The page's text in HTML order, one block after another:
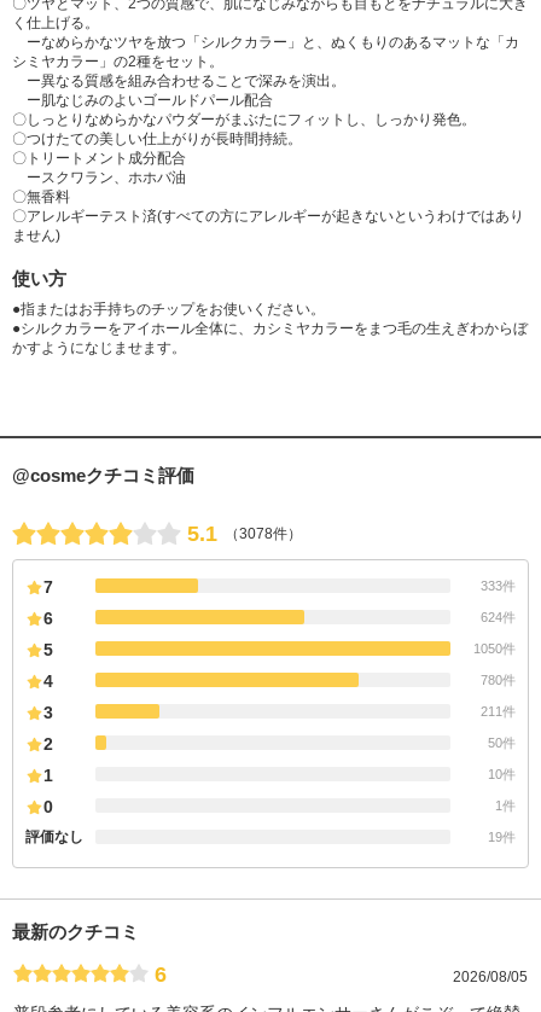
〇ツヤとマット、2つの質感で、肌になじみながらも目もとをナチュラルに大き
く仕上げる。
ーなめらかなツヤを放つ「シルクカラー」と、ぬくもりのあるマットな「カ
シミヤカラー」の2種をセット。
ー異なる質感を組み合わせることで深みを演出。
ー肌なじみのよいゴールドパール配合
〇しっとりなめらかなパウダーがまぶたにフィットし、しっかり発色。
〇つけたての美しい仕上がりが長時間持続。
〇トリートメント成分配合
ースクワラン、ホホバ油
〇無香料
〇アレルギーテスト済(すべての方にアレルギーが起きないというわけではあり
ません)
使い方
●指またはお手持ちのチップをお使いください。
●シルクカラーをアイホール全体に、カシミヤカラーをまつ毛の生えぎわからぼ
かすようになじませます。
@cosmeクチコミ評価
5.1 （3078件）
7 333件
6 624件
5 1050件
4 780件
3 211件
2 50件
1 10件
0 1件
評価なし 19件
最新のクチコミ
6 2026/08/05